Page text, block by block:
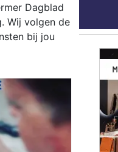
Dagblad
Wij volgen de
bij jou
Driehuizen,